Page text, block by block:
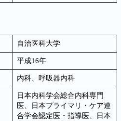
自治医科大学
平成16年
内科、呼吸器内科
日本内科学会総合内科専門
医、日本プライマリ・ケア連
合学会認定医・指導医、日本